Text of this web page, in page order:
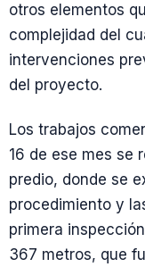
otros elementos
complejidad del
intervenciones
del proyecto.
Los trabajos
16 de ese mes se
predio, donde se
procedimiento y
primera
367 metros, que